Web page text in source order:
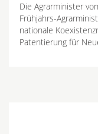
Die Agrarminister
Frühjahrs-
nationale
Patentierung für